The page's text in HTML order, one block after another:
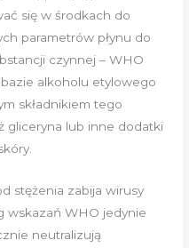
się w środkach do
parametrów płynu do
czynnej – WHO
alkoholu etylowego
składnikiem tego
gliceryna lub inne dodatki
stężenia zabija wirusy
wskazań WHO jedynie
neutralizują